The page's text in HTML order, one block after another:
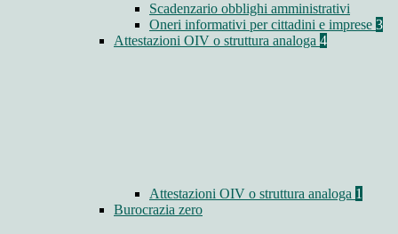
Scadenzario obblighi amministrativi
Oneri informativi per cittadini e imprese 3
Attestazioni OIV o struttura analoga 4
Attestazioni OIV o struttura analoga 1
Burocrazia zero